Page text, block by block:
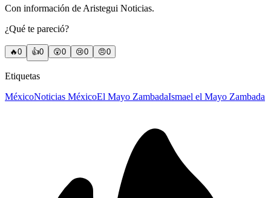
Con información de Aristegui Noticias.
¿Qué te pareció?
🔥0 👍0 😲0 😢0 😠0
Etiquetas
MéxicoNoticias MéxicoEl Mayo ZambadaIsmael el Mayo Zambada